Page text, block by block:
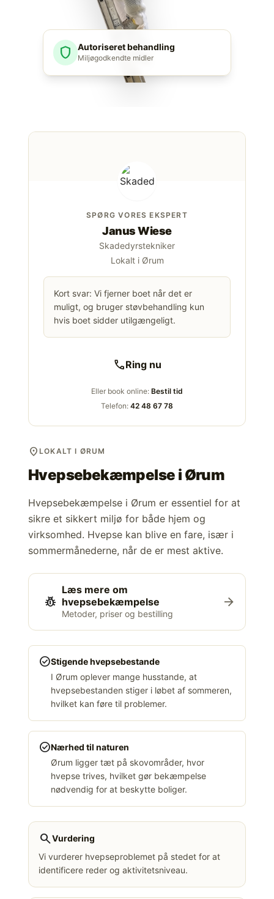
shield Autoriseret behandling
Miljøgodkendte midler
SPØRG VORES EKSPERT
Janus Wiese
Skadedyrstekniker
Lokalt i Ørum
Kort svar: Vi fjerner boet når det er
muligt, og bruger støvbehandling kun
hvis boet sidder utilgængeligt.
callRing nu
Eller book online: Bestil tid
Telefon: 42 48 67 78
location_on LOKALT I ØRUM
Hvepsebekæmpelse i Ørum
Hvepsebekæmpelse i Ørum er essentiel for at
sikre et sikkert miljø for både hjem og
virksomhed. Hvepse kan blive en fare, især i
sommermånederne, når de er mest aktive.
pest_control
Læs mere om
hvepsebekæmpelse
Metoder, priser og bestilling
arrow_forward
check_circleStigende hvepsebestande
I Ørum oplever mange husstande, at
hvepsebestanden stiger i løbet af sommeren,
hvilket kan føre til problemer.
check_circleNærhed til naturen
Ørum ligger tæt på skovområder, hvor
hvepse trives, hvilket gør bekæmpelse
nødvendig for at beskytte boliger.
searchVurdering
Vi vurderer hvepseproblemet på stedet for at
identificere reder og aktivitetsniveau.